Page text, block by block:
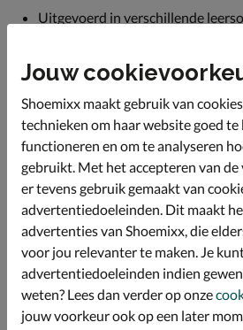
Uitgevoerd in verschillende
Gevoerd met leer voor een goede
regulatie.
Voorzien van een uitneembaar
foam-onderlaag. Deze biedt fijne
uitneembare voetbed kun je de
ventileren.
Afgewerkt met rubberen loopzool.
Specificaties
Over Nelson Kids
Jouw
Shoemixx maakt gebruik van
technieken om haar website goed
functioneren en om te analyseren
gebruikt. Met het accepteren van
er tevens gebruik gemaakt van
advertentiedoeleinden. Dit maakt
advertenties van Shoemixx, die
voor jou relevanter te maken. Je
advertentiedoeleinden indien
weten? Lees dan verder op onze
jouw voorkeur ook op een later